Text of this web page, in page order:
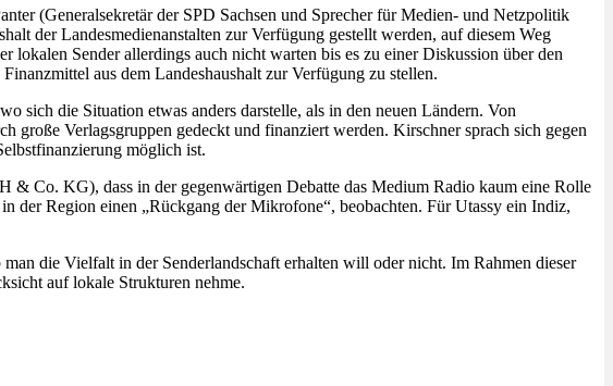
(Generalsekretär der SPD Sachsen und Sprecher für Medien- und Netzpolitik
der Landesmedienanstalten zur Verfügung gestellt werden, auf diesem Weg
lokalen Sender allerdings auch nicht warten bis es zu einer Diskussion über den
aus dem Landeshaushalt zur Verfügung zu stellen.
sich die Situation etwas anders darstelle, als in den neuen Ländern. Von
große Verlagsgruppen gedeckt und finanziert werden. Kirschner sprach sich gegen
möglich ist.
& Co. KG), dass in der gegenwärtigen Debatte das Medium Radio kaum eine Rolle
der Region einen „Rückgang der Mikrofone“, beobachten. Für Utassy ein Indiz,
die Vielfalt in der Senderlandschaft erhalten will oder nicht. Im Rahmen dieser
auf lokale Strukturen nehme.